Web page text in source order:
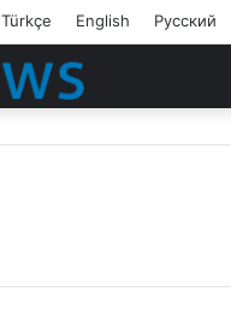
Türkçe English Русский